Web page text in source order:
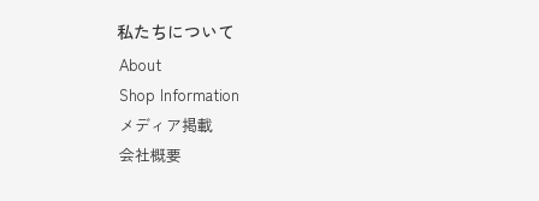
私たちについて
About
Shop Information
メディア掲載
会社概要